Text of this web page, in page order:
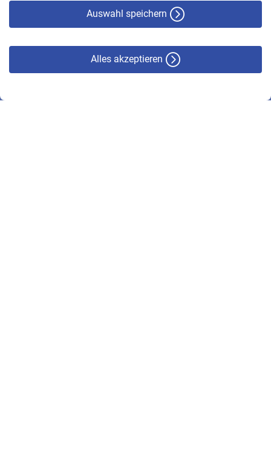
Auswahl speichern
Alles akzeptieren
© VBL 2026